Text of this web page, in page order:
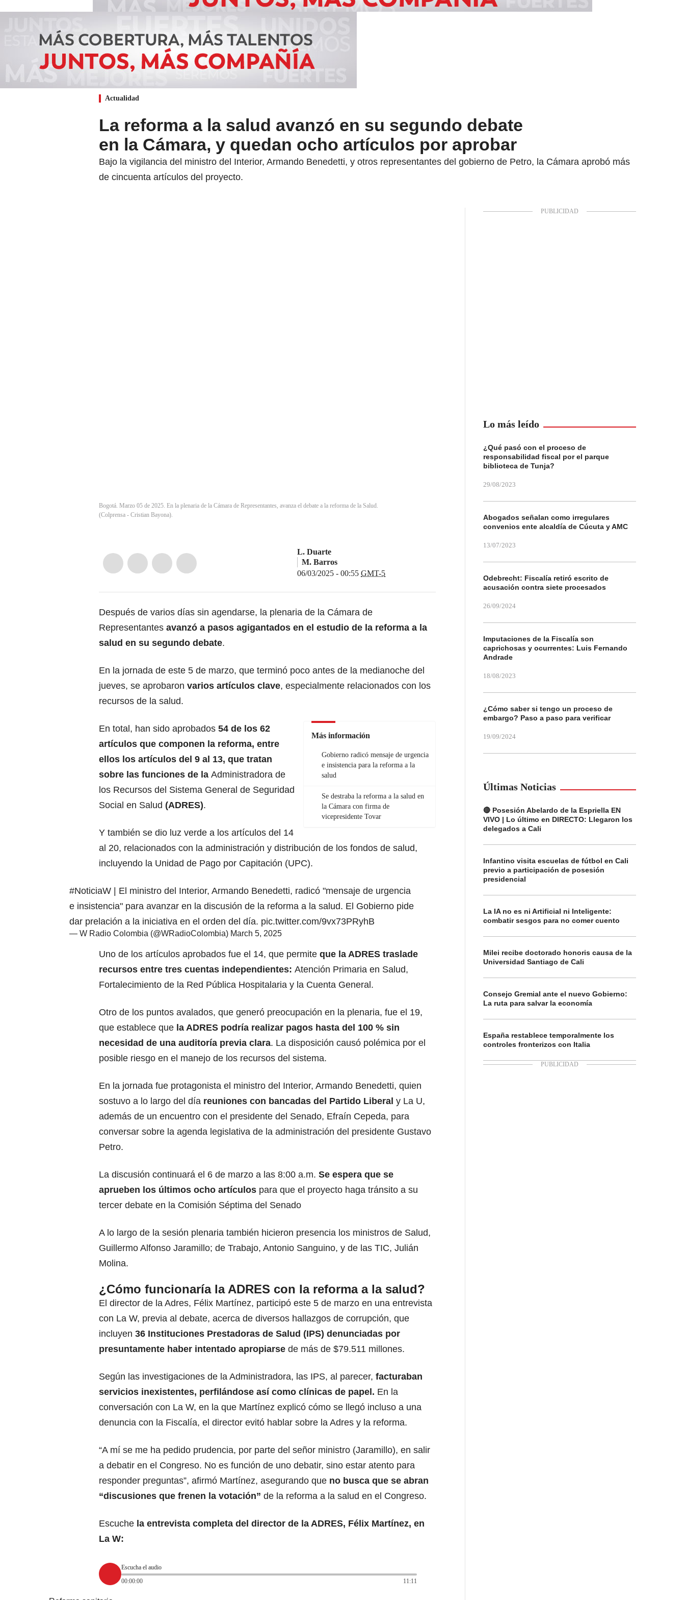
Actualidad
La reforma a la salud avanzó en su segundo debate
en la Cámara, y quedan ocho artículos por aprobar
Bajo la vigilancia del ministro del Interior, Armando Benedetti, y otros representantes del gobierno de Petro, la Cámara aprobó más
de cincuenta artículos del proyecto.
Bogotá. Marzo 05 de 2025. En la plenaria de la Cámara de Representantes, avanza el debate a la reforma de la Salud.
(Colprensa - Cristian Bayona).
L. Duarte
M. Barros
06/03/2025 - 00:55 GMT-5
Después de varios días sin agendarse, la plenaria de la Cámara de
Representantes avanzó a pasos agigantados en el estudio de la reforma a la
salud en su segundo debate.
En la jornada de este 5 de marzo, que terminó poco antes de la medianoche del
jueves, se aprobaron varios artículos clave, especialmente relacionados con los
recursos de la salud.
Más información
Gobierno radicó mensaje de urgencia
e insistencia para la reforma a la
salud
Se destraba la reforma a la salud en
la Cámara con firma de
vicepresidente Tovar
En total, han sido aprobados 54 de los 62
artículos que componen la reforma, entre
ellos los artículos del 9 al 13, que tratan
sobre las funciones de la Administradora de
los Recursos del Sistema General de Seguridad
Social en Salud (ADRES).
Y también se dio luz verde a los artículos del 14
al 20, relacionados con la administración y distribución de los fondos de salud,
incluyendo la Unidad de Pago por Capitación (UPC).
#NoticiaW | El ministro del Interior, Armando Benedetti, radicó "mensaje de urgencia
e insistencia" para avanzar en la discusión de la reforma a la salud. El Gobierno pide
dar prelación a la iniciativa en el orden del día. pic.twitter.com/9vx73PRyhB
— W Radio Colombia (@WRadioColombia) March 5, 2025
Uno de los artículos aprobados fue el 14, que permite que la ADRES traslade
recursos entre tres cuentas independientes: Atención Primaria en Salud,
Fortalecimiento de la Red Pública Hospitalaria y la Cuenta General.
Otro de los puntos avalados, que generó preocupación en la plenaria, fue el 19,
que establece que la ADRES podría realizar pagos hasta del 100 % sin
necesidad de una auditoría previa clara. La disposición causó polémica por el
posible riesgo en el manejo de los recursos del sistema.
En la jornada fue protagonista el ministro del Interior, Armando Benedetti, quien
sostuvo a lo largo del día reuniones con bancadas del Partido Liberal y La U,
además de un encuentro con el presidente del Senado, Efraín Cepeda, para
conversar sobre la agenda legislativa de la administración del presidente Gustavo
Petro.
La discusión continuará el 6 de marzo a las 8:00 a.m. Se espera que se
aprueben los últimos ocho artículos para que el proyecto haga tránsito a su
tercer debate en la Comisión Séptima del Senado
A lo largo de la sesión plenaria también hicieron presencia los ministros de Salud,
Guillermo Alfonso Jaramillo; de Trabajo, Antonio Sanguino, y de las TIC, Julián
Molina.
¿Cómo funcionaría la ADRES con la reforma a la salud?
El director de la Adres, Félix Martínez, participó este 5 de marzo en una entrevista
con La W, previa al debate, acerca de diversos hallazgos de corrupción, que
incluyen 36 Instituciones Prestadoras de Salud (IPS) denunciadas por
presuntamente haber intentado apropiarse de más de $79.511 millones.
Según las investigaciones de la Administradora, las IPS, al parecer, facturaban
servicios inexistentes, perfilándose así como clínicas de papel. En la
conversación con La W, en la que Martínez explicó cómo se llegó incluso a una
denuncia con la Fiscalía, el director evitó hablar sobre la Adres y la reforma.
“A mí se me ha pedido prudencia, por parte del señor ministro (Jaramillo), en salir
a debatir en el Congreso. No es función de uno debatir, sino estar atento para
responder preguntas”, afirmó Martínez, asegurando que no busca que se abran
“discusiones que frenen la votación” de la reforma a la salud en el Congreso.
Escuche la entrevista completa del director de la ADRES, Félix Martínez, en
La W:
Escucha el audio
00:00:00
11:11
Lo más leído
¿Qué pasó con el proceso de
responsabilidad fiscal por el parque
biblioteca de Tunja?
29/08/2023
Abogados señalan como irregulares
convenios ente alcaldía de Cúcuta y AMC
13/07/2023
Odebrecht: Fiscalía retiró escrito de
acusación contra siete procesados
26/09/2024
Imputaciones de la Fiscalía son
caprichosas y ocurrentes: Luis Fernando
Andrade
18/08/2023
¿Cómo saber si tengo un proceso de
embargo? Paso a paso para verificar
19/09/2024
Últimas Noticias
🔴 Posesión Abelardo de la Espriella EN
VIVO | Lo último en DIRECTO: Llegaron los
delegados a Cali
Infantino visita escuelas de fútbol en Cali
previo a participación de posesión
presidencial
La IA no es ni Artificial ni Inteligente:
combatir sesgos para no comer cuento
Milei recibe doctorado honoris causa de la
Universidad Santiago de Cali
Consejo Gremial ante el nuevo Gobierno:
La ruta para salvar la economía
España restablece temporalmente los
controles fronterizos con Italia